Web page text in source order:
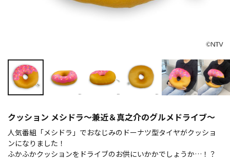
クッション メシドラ～兼近＆真之介のグルメドライブ～
人気番組「メシドラ」でおなじみのドーナツ型タイヤがクッショ
ンになりました！
ふかふかクッションをドライブのお供にいかかでしょうか…！？